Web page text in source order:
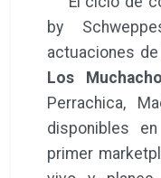
by
actuaciones de
Los
Perrachica,
disponibles
primer